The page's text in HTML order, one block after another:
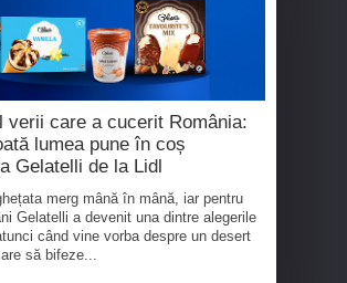
verii care a cucerit România:
lumea pune în coș
Gelatelli de la Lidl
merg mână în mână, iar pentru
Gelatelli a devenit una dintre alegerile
când vine vorba despre un desert
să bifeze...